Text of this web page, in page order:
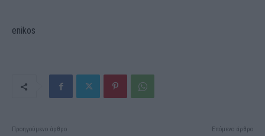
enikos
Προηγούμενο άρθρο Επόμενο άρθρο